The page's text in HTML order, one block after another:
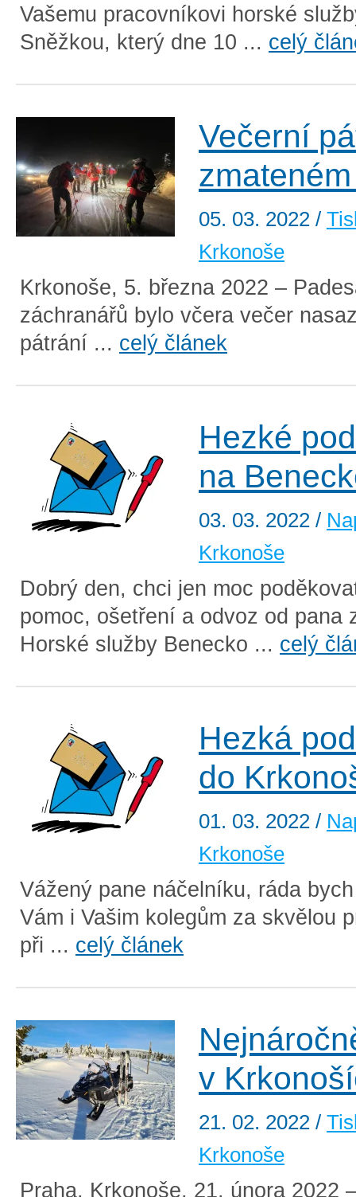
Vašemu pracovníkovi horské
Sněžkou, který dne 10 ... celý
Večerní
05. 03. 2022 /
Krkonoše
Krkonoše, 5. března 2022 –
záchranářů bylo včera večer
pátrání ... celý článek
Hezké
na
03. 03. 2022 /
Krkonoše
Dobrý den, chci jen moc
pomoc, ošetření a odvoz od pana
Horské služby Benecko ... celý
Hezká
do
01. 03. 2022 /
Krkonoše
Vážený pane náčelníku, ráda
Vám i Vašim kolegům za skvělou
při ... celý článek
v
21. 02. 2022 /
Krkonoše
Praha, Krkonoše, 21. února 2022